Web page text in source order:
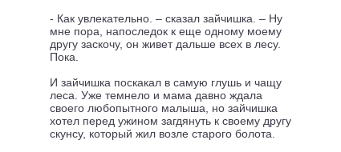
- Как увлекательно. – сказал зайчишка. – Ну
мне пора, напоследок к еще одному моему
другу заскочу, он живет дальше всех в лесу.
Пока.
И зайчишка поскакал в самую глушь и чащу
леса. Уже темнело и мама давно ждала
своего любопытного малыша, но зайчишка
хотел перед ужином загдянуть к своему другу
скунсу, который жил возле старого болота.